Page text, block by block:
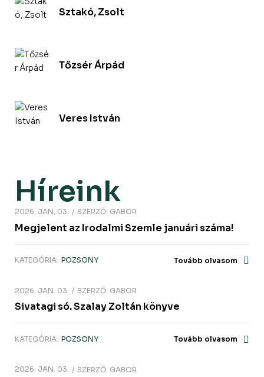
Sztakó, Zsolt
Tőzsér Árpád
Veres István
Híreink
2026. JAN. 03. SZERZŐ: GABOR
Megjelent az Irodalmi Szemle januári száma!
KATEGÓRIA: POZSONY Tovább olvasom
2026. JAN. 03. SZERZŐ: GABOR
Sivatagi só. Szalay Zoltán könyve
KATEGÓRIA: POZSONY Tovább olvasom
2026. JAN. 03. SZERZŐ: GABOR